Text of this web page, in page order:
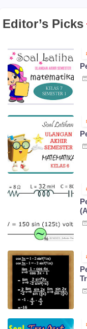
Editor’s Picks